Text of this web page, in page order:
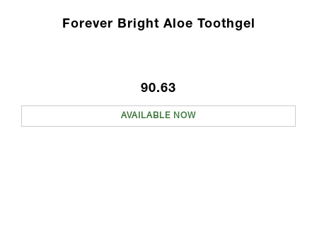
Forever Bright Aloe Toothgel
90.63
AVAILABLE NOW